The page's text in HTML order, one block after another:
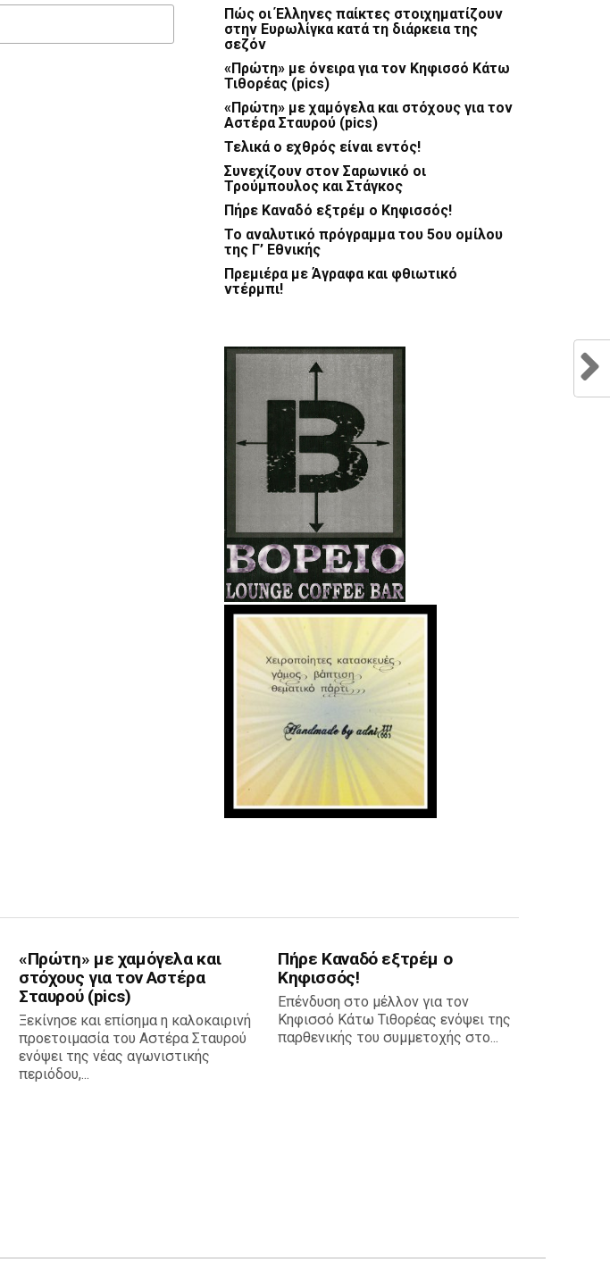
Πώς οι Έλληνες παίκτες στοιχηματίζουν
στην Ευρωλίγκα κατά τη διάρκεια της
σεζόν
«Πρώτη» με όνειρα για τον Κηφισσό Κάτω
Τιθορέας (pics)
«Πρώτη» με χαμόγελα και στόχους για τον
Αστέρα Σταυρού (pics)
Τελικά ο εχθρός είναι εντός!
Συνεχίζουν στον Σαρωνικό οι
Τρούμπουλος και Στάγκος
Πήρε Καναδό εξτρέμ ο Κηφισσός!
Το αναλυτικό πρόγραμμα του 5ου ομίλου
της Γ’ Εθνικής
Πρεμιέρα με Άγραφα και φθιωτικό
ντέρμπι!
«Πρώτη» με χαμόγελα και
στόχους για τον Αστέρα
Σταυρού (pics)
Ξεκίνησε και επίσημα η καλοκαιρινή
προετοιμασία του Αστέρα Σταυρού
ενόψει της νέας αγωνιστικής
περιόδου,...
Πήρε Καναδό εξτρέμ ο
Κηφισσός!
Επένδυση στο μέλλον για τον
Κηφισσό Κάτω Τιθορέας ενόψει της
παρθενικής του συμμετοχής στο...